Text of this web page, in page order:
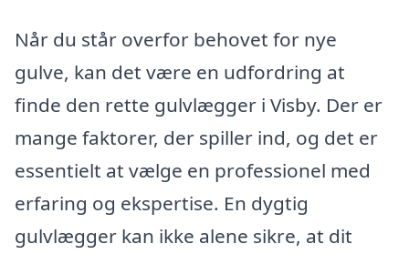
Når du står overfor behovet for nye
gulve, kan det være en udfordring at
finde den rette gulvlægger i Visby. Der er
mange faktorer, der spiller ind, og det er
essentielt at vælge en professionel med
erfaring og ekspertise. En dygtig
gulvlægger kan ikke alene sikre, at dit